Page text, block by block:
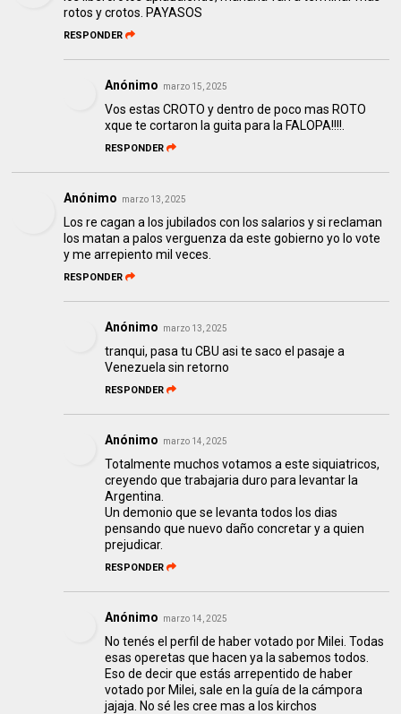
rotos y crotos. PAYASOS
RESPONDER
Anónimo marzo 15, 2025
Vos estas CROTO y dentro de poco mas ROTO
xque te cortaron la guita para la FALOPA!!!!.
RESPONDER
Anónimo marzo 13, 2025
Los re cagan a los jubilados con los salarios y si reclaman
los matan a palos verguenza da este gobierno yo lo vote
y me arrepiento mil veces.
RESPONDER
Anónimo marzo 13, 2025
tranqui, pasa tu CBU asi te saco el pasaje a
Venezuela sin retorno
RESPONDER
Anónimo marzo 14, 2025
Totalmente muchos votamos a este siquiatricos,
creyendo que trabajaria duro para levantar la
Argentina.
Un demonio que se levanta todos los dias
pensando que nuevo daño concretar y a quien
prejudicar.
RESPONDER
Anónimo marzo 14, 2025
No tenés el perfil de haber votado por Milei. Todas
esas operetas que hacen ya la sabemos todos.
Eso de decir que estás arrepentido de haber
votado por Milei, sale en la guía de la cámpora
jajaja. No sé les cree mas a los kirchos